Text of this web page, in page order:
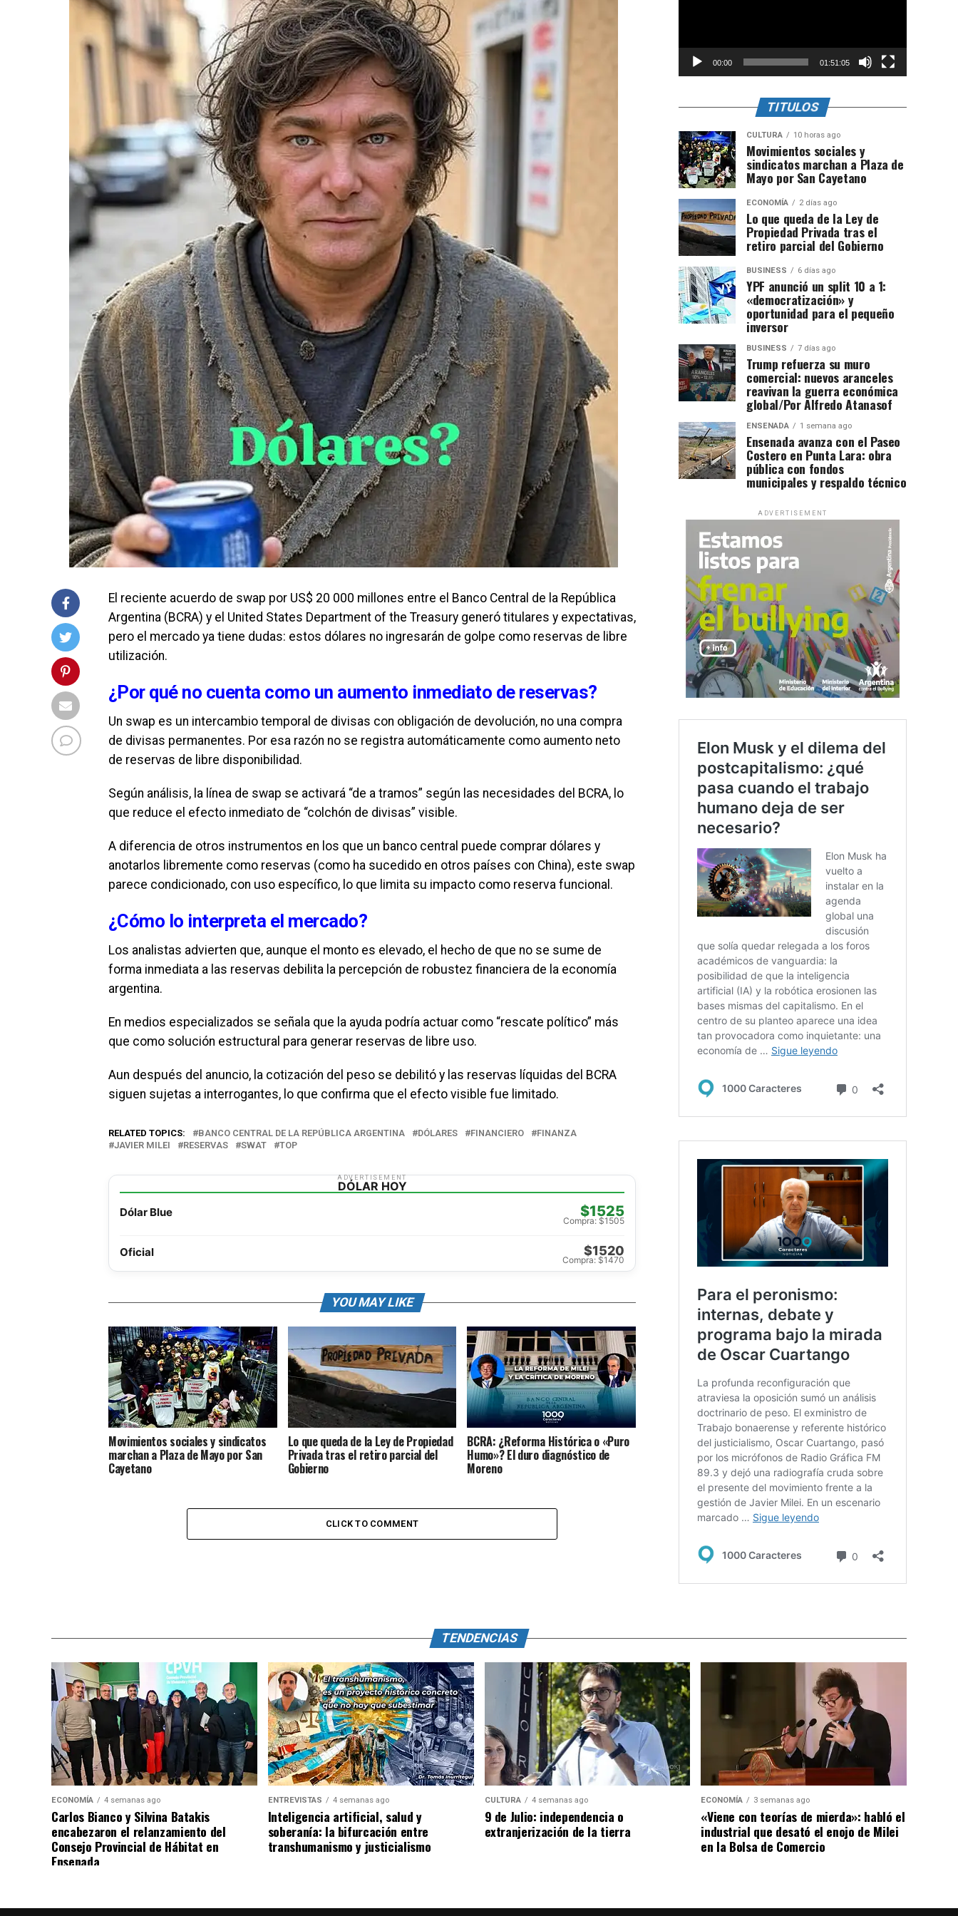
El reciente acuerdo de swap por US$ 20 000 millones entre el Banco Central de la República
Argentina (BCRA) y el United States Department of the Treasury generó titulares y expectativas,
pero el mercado ya tiene dudas: estos dólares no ingresarán de golpe como reservas de libre
utilización.
¿Por qué no cuenta como un aumento inmediato de reservas?
Un swap es un intercambio temporal de divisas con obligación de devolución, no una compra
de divisas permanentes. Por esa razón no se registra automáticamente como aumento neto
de reservas de libre disponibilidad.
Según análisis, la línea de swap se activará “de a tramos” según las necesidades del BCRA, lo
que reduce el efecto inmediato de “colchón de divisas” visible.
A diferencia de otros instrumentos en los que un banco central puede comprar dólares y
anotarlos libremente como reservas (como ha sucedido en otros países con China), este swap
parece condicionado, con uso específico, lo que limita su impacto como reserva funcional.
¿Cómo lo interpreta el mercado?
Los analistas advierten que, aunque el monto es elevado, el hecho de que no se sume de
forma inmediata a las reservas debilita la percepción de robustez financiera de la economía
argentina.
En medios especializados se señala que la ayuda podría actuar como “rescate político” más
que como solución estructural para generar reservas de libre uso.
Aun después del anuncio, la cotización del peso se debilitó y las reservas líquidas del BCRA
siguen sujetas a interrogantes, lo que confirma que el efecto visible fue limitado.
RELATED TOPICS: BANCO CENTRAL DE LA REPÚBLICA ARGENTINA DÓLARES FINANCIERO
FINANZA
JAVIER MILEI
RESERVAS SWAT TOP
ADVERTISEMENT
DÓLAR HOY
Dólar Blue $1525
Compra: $1505
Oficial $1520
Compra: $1470
YOU MAY LIKE
Movimientos sociales y sindicatos
marchan a Plaza de Mayo por San
Cayetano
Lo que queda de la Ley de Propiedad
Privada tras el retiro parcial del
Gobierno
BCRA: ¿Reforma Histórica o «Puro
Humo»? El duro diagnóstico de
Moreno
CLICK TO COMMENT
00:00 01:51:05
TITULOS
CULTURA 10 horas ago
Movimientos sociales y
sindicatos marchan a Plaza de
Mayo por San Cayetano
ECONOMÍA 2 días ago
Lo que queda de la Ley de
Propiedad Privada tras el
retiro parcial del Gobierno
BUSINESS 6 días ago
YPF anunció un split 10 a 1:
«democratización» y
oportunidad para el pequeño
inversor
BUSINESS 7 días ago
Trump refuerza su muro
comercial: nuevos aranceles
reavivan la guerra económica
global/Por Alfredo Atanasof
ENSENADA 1 semana ago
Ensenada avanza con el Paseo
Costero en Punta Lara: obra
pública con fondos
municipales y respaldo técnico
ADVERTISEMENT
TENDENCIAS
ECONOMÍA 4 semanas ago
Carlos Bianco y Silvina Batakis
encabezaron el relanzamiento del
Consejo Provincial de Hábitat en
Ensenada
ENTREVISTAS 4 semanas ago
Inteligencia artificial, salud y
soberanía: la bifurcación entre
transhumanismo y justicialismo
CULTURA 4 semanas ago
9 de Julio: independencia o
extranjerización de la tierra
ECONOMÍA 3 semanas ago
«Viene con teorías de mierda»: habló el
industrial que desató el enojo de Milei
en la Bolsa de Comercio